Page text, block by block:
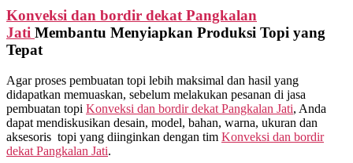
Konveksi dan bordir dekat Pangkalan
Jati Membantu Menyiapkan Produksi Topi yang
Tepat
Agar proses pembuatan topi lebih maksimal dan hasil yang
didapatkan memuaskan, sebelum melakukan pesanan di jasa
pembuatan topi Konveksi dan bordir dekat Pangkalan Jati, Anda
dapat mendiskusikan desain, model, bahan, warna, ukuran dan
aksesoris topi yang diinginkan dengan tim Konveksi dan bordir
dekat Pangkalan Jati.